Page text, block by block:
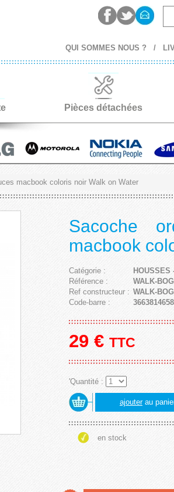
QUI SOMMES NOUS ? /
Pièces détachées
macbook coloris noir Walk on Water
Sacoche
macbook
Catégorie :
HOUSSES
Référence :
WALK-
Ref constructeur : WALK-
Code-barre :
29€ TTC
'Quantité :
ajouterau
en stock